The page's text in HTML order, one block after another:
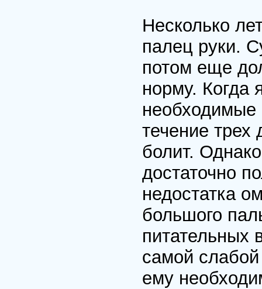
Несколько
палец руки.
потом еще
норму. Когда
необходимые
течение
болит.
достаточно
недостатка
большого
питательных
самой слабой
ему